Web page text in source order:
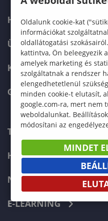
HALLGATÓKNAK
ÜZLETI PARTNEREKNEK
KARRIER
GREEN UNIVERSITY
TELEFONKÖNYV
HIBABEJELENTÉS
NEPTUN
E-LEARNING
Oldalunk cookie-kat
információkat
oldallátogatási
kattintva, Ön beleegyezik
amelyek marketing és
szolgáltatnak a rendszer
elengedhetetlenül
minden cookie-t elutasít,
google.com-ra, mert nem
weboldalunkat.
módosítani az
MINDET